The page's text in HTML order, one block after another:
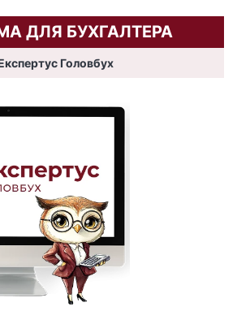
ДЛЯ БУХГАЛТЕРА
Головбух